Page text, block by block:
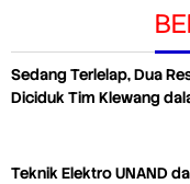
Sedang Terlelap, Dua
Diciduk Tim Klewang
Teknik Elektro UNAND